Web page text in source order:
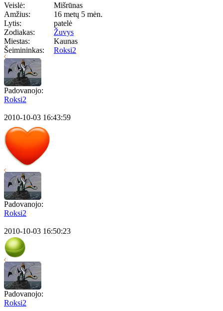
Veislė:
Mišrūnas
Amžius:
16 metų 5 mėn.
Lytis:
patelė
Zodiakas:
Žuvys
Miestas:
Kaunas
Šeimininkas:
Roksi2
Padovanojo:
Roksi2
2010-10-03 16:43:59
Padovanojo:
Roksi2
2010-10-03 16:50:23
Padovanojo:
Roksi2